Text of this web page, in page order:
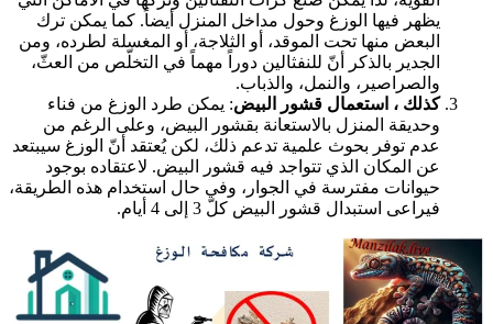
يظهر فيها الوزغ وحول مداخل المنزل أيضاً. كما يمكن ترك
البعض منها تحت الموقد، أو الثلاجة، أو المغسلة لطرده، ومن
الجدير بالذكر أنّ للنفثالين دوراً مهماً في التخلّص من العثّ،
والصراصير، والنمل، والذباب.
كذلك ، استعمال قشور البيض: يمكن طرد الوزغ من فناء
وحديقة المنزل بالاستعانة بقشور البيض، وعلى الرغم من
عدم توفر بحوث علمية تدعم ذلك، لكن يُعتقد أنّ الوزغ سيبتعد
عن المكان الذي تتواجد فيه قشور البيض. لاعتقاده بوجود
حيوانات مفترسة في الجوار، وفي حال استخدام هذه الطريقة،
فيراعى استبدال قشور البيض كلّ 3 إلى 4 أيام.